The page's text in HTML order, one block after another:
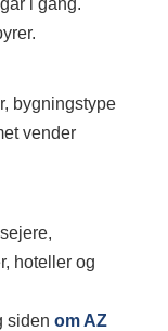
bygningstype
vender
hoteller og
siden om AZ